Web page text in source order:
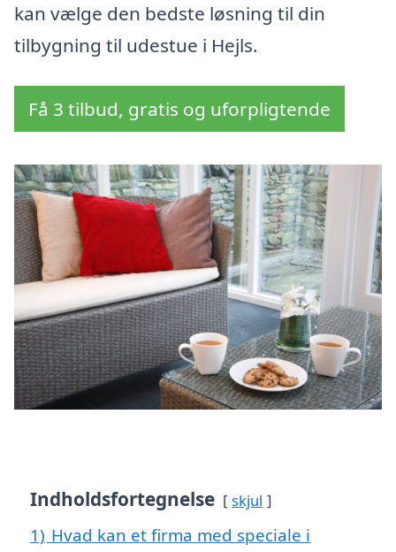
kan vælge den bedste løsning til din
tilbygning til udestue i Hejls.
Få 3 tilbud, gratis og uforpligtende
Indholdsfortegnelse skjul
1) Hvad kan et firma med speciale i